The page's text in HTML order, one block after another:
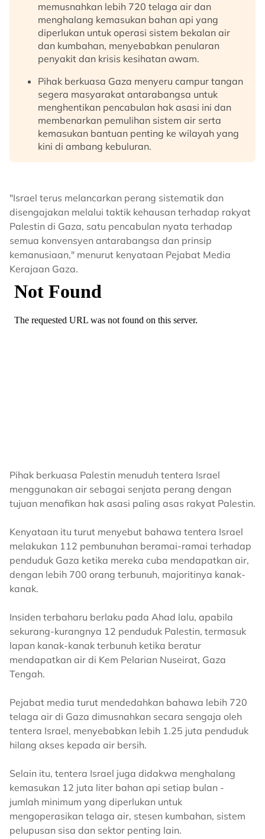
memusnahkan lebih 720 telaga air dan
menghalang kemasukan bahan api yang
diperlukan untuk operasi sistem bekalan air
dan kumbahan, menyebabkan penularan
penyakit dan krisis kesihatan awam.
Pihak berkuasa Gaza menyeru campur tangan
segera masyarakat antarabangsa untuk
menghentikan pencabulan hak asasi ini dan
membenarkan pemulihan sistem air serta
kemasukan bantuan penting ke wilayah yang
kini di ambang kebuluran.
"Israel terus melancarkan perang sistematik dan
disengajakan melalui taktik kehausan terhadap rakyat
Palestin di Gaza, satu pencabulan nyata terhadap
semua konvensyen antarabangsa dan prinsip
kemanusiaan," menurut kenyataan Pejabat Media
Kerajaan Gaza.
Pihak berkuasa Palestin menuduh tentera Israel
menggunakan air sebagai senjata perang dengan
tujuan menafikan hak asasi paling asas rakyat Palestin.
Kenyataan itu turut menyebut bahawa tentera Israel
melakukan 112 pembunuhan beramai-ramai terhadap
penduduk Gaza ketika mereka cuba mendapatkan air,
dengan lebih 700 orang terbunuh, majoritinya kanak-
kanak.
Insiden terbaharu berlaku pada Ahad lalu, apabila
sekurang-kurangnya 12 penduduk Palestin, termasuk
lapan kanak-kanak terbunuh ketika beratur
mendapatkan air di Kem Pelarian Nuseirat, Gaza
Tengah.
Pejabat media turut mendedahkan bahawa lebih 720
telaga air di Gaza dimusnahkan secara sengaja oleh
tentera Israel, menyebabkan lebih 1.25 juta penduduk
hilang akses kepada air bersih.
Selain itu, tentera Israel juga didakwa menghalang
kemasukan 12 juta liter bahan api setiap bulan -
jumlah minimum yang diperlukan untuk
mengoperasikan telaga air, stesen kumbahan, sistem
pelupusan sisa dan sektor penting lain.